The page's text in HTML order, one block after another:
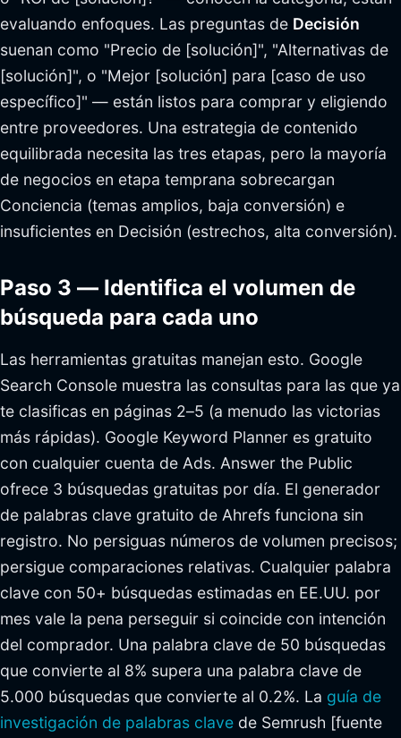
evaluando enfoques. Las preguntas de Decisión
suenan como "Precio de [solución]", "Alternativas de
[solución]", o "Mejor [solución] para [caso de uso
específico]" — están listos para comprar y eligiendo
entre proveedores. Una estrategia de contenido
equilibrada necesita las tres etapas, pero la mayoría
de negocios en etapa temprana sobrecargan
Conciencia (temas amplios, baja conversión) e
insuficientes en Decisión (estrechos, alta conversión).
Paso 3 — Identifica el volumen de
búsqueda para cada uno
Las herramientas gratuitas manejan esto. Google
Search Console muestra las consultas para las que ya
te clasificas en páginas 2–5 (a menudo las victorias
más rápidas). Google Keyword Planner es gratuito
con cualquier cuenta de Ads. Answer the Public
ofrece 3 búsquedas gratuitas por día. El generador
de palabras clave gratuito de Ahrefs funciona sin
registro. No persiguas números de volumen precisos;
persigue comparaciones relativas. Cualquier palabra
clave con 50+ búsquedas estimadas en EE.UU. por
mes vale la pena perseguir si coincide con intención
del comprador. Una palabra clave de 50 búsquedas
que convierte al 8% supera una palabra clave de
5.000 búsquedas que convierte al 0.2%. La guía de
investigación de palabras clave de Semrush [fuente